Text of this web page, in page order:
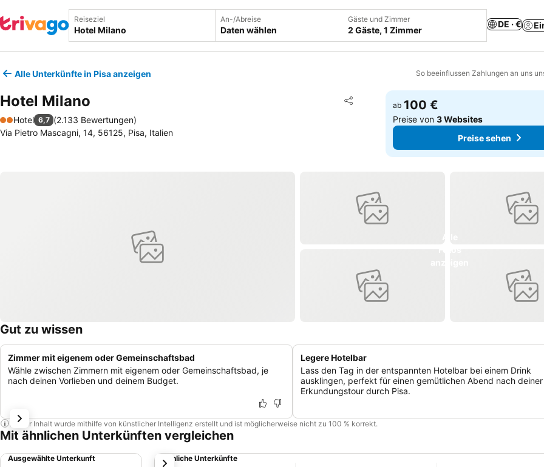
Reiseziel An-/Abreise
Daten wählen
Gäste und Zimmer
2 Gäste, 1 Zimmer
DE · €
Alle Unterkünfte in Pisa anzeigen So beeinflussen Zahlungen an uns
Hotel Milano Teilen
Zu Favoriten hinzufügen
2 Sterne
Hotel 6,7 (2.133 Bewertungen)
Via Pietro Mascagni, 14, 56125, Pisa, Italien
ab 100 €
Preise von3 Websites
Preise sehen
Gut zu wissen
Zimmer mit eigenem oder Gemeinschaftsbad
Wähle zwischen Zimmern mit eigenem oder Gemeinschaftsbad, je
nach deinen Vorlieben und deinem Budget.
Legere Hotelbar
Lass den Tag in der entspannten Hotelbar bei einem Drink
ausklingen, perfekt für einen gemütlichen Abend nach deiner
Erkundungstour durch Pisa.
Dieser Inhalt wurde mithilfe von künstlicher Intelligenz erstellt und ist möglicherweise nicht zu 100 % korrekt.
Mit ähnlichen Unterkünften vergleichen
Ausgewählte Unterkunft Ähnliche Unterkünfte
weiter